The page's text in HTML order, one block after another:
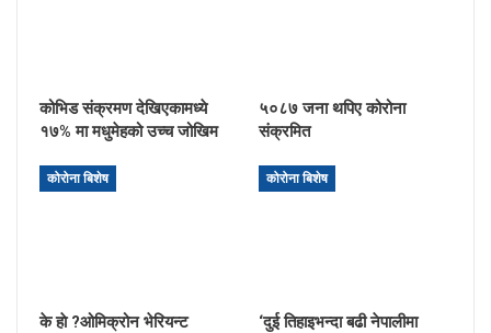
कोभिड संक्रमण देखिएकामध्ये
१७% मा मधुमेहको उच्च जोखिम
५०८७ जना थपिए कोरोना
संक्रमित
कोरोना बिशेष
के हाे ?ओमिक्रोन भेरियन्ट
कोरोना बिशेष
‘दुई तिहाइभन्दा बढी नेपालीमा